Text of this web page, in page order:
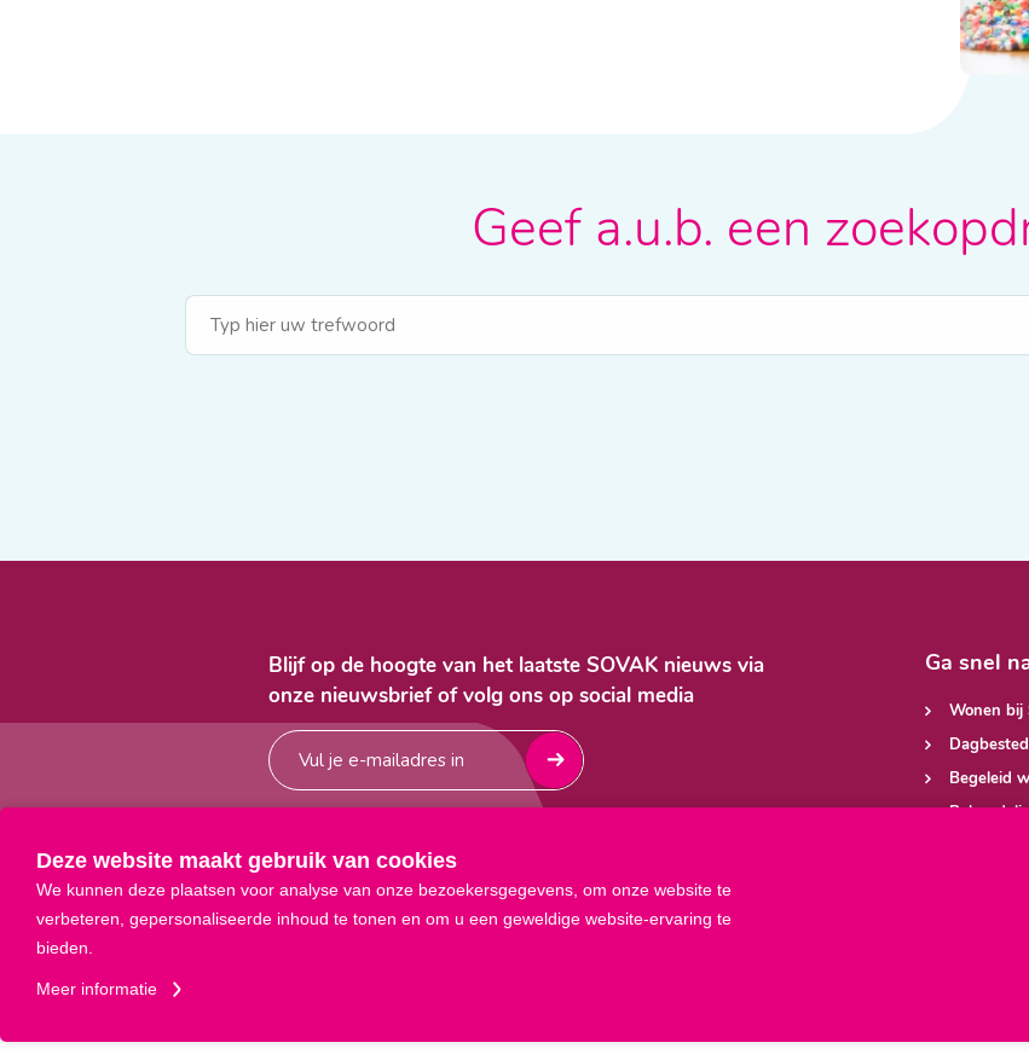
Deze website maakt gebruik van cookies
We kunnen deze plaatsen voor analyse van onze bezoekersgegevens, om onze website te
verbeteren, gepersonaliseerde inhoud te tonen en om u een geweldige website-ervaring te
bieden.
Meer informatie
Geef a.u.b. een
Blijf op de hoogte van het laatste SOVAK nieuws via
onze nieuwsbrief of volg ons op social media
  
Ga snel
Wonen bij
Begeleid